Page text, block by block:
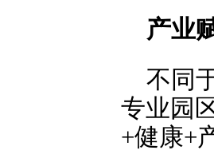
产业
不同
专业园
+健康+